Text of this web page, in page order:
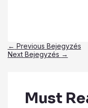
← Previous Bejegyzés
Next Bejegyzés →
Must